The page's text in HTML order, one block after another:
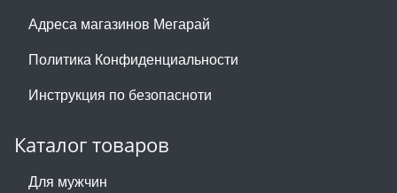
Адреса магазинов Мегарай
Политика Конфиденциальности
Инструкция по безопасноти
Каталог товаров
Для мужчин